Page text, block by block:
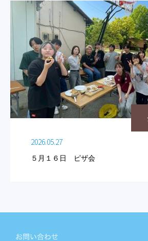
2026.05.27
５月１６日 ピザ会